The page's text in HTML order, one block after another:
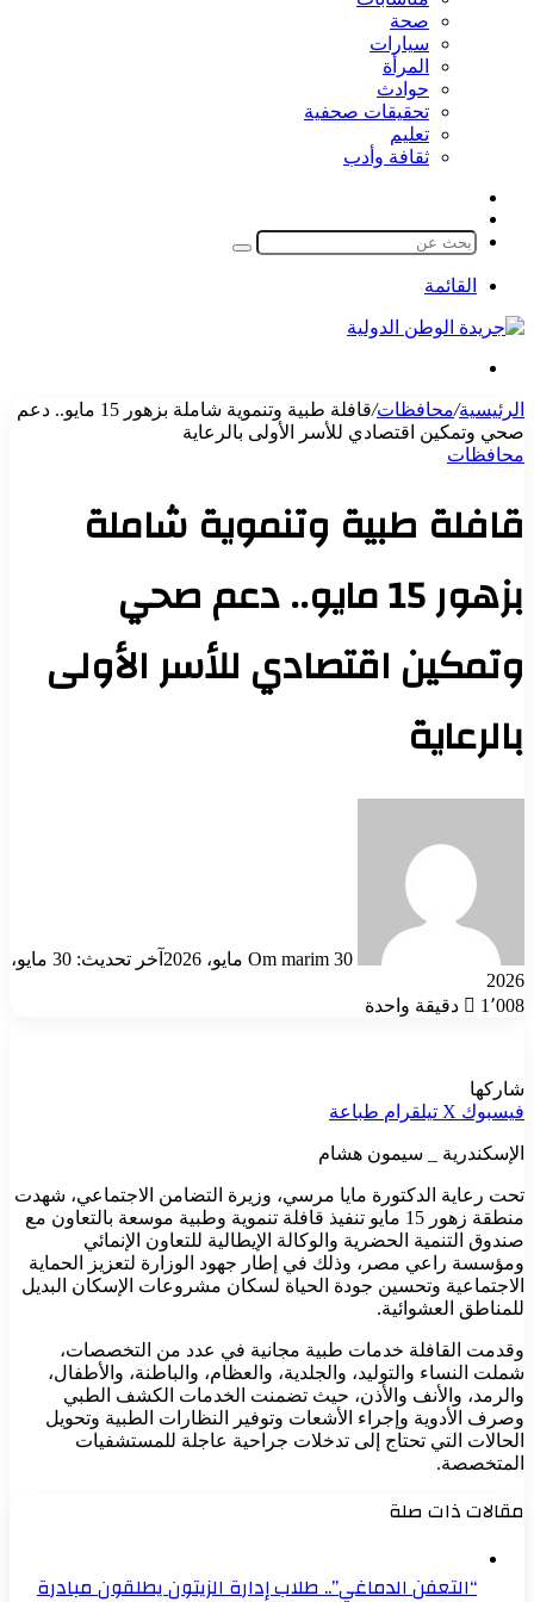
صحة
سيارات
المرأة
حوادث
تحقيقات صحفية
تعليم
ثقافة وأدب
المظلم
بحث
القائمة
الرئيسية/محافظات/
قافلة طبية وتنموية شاملة بزهور 15 مايو.. دعم
صحي وتمكين اقتصادي للأسر الأولى بالرعاية
محافظات
قافلة طبية وتنموية شاملة
بزهور 15 مايو.. دعم صحي
وتمكين اقتصادي للأسر الأولى
بالرعاية
Om marim 30 مايو، 2026
آخر تحديث: 30 مايو،
2026
1٬008
دقيقة واحدة
شاركها
فيسبوك ‫X تيلقرام طباعة
الإسكندرية _ سيمون هشام
تحت رعاية الدكتورة مايا مرسي، وزيرة التضامن الاجتماعي، شهدت
منطقة زهور 15 مايو تنفيذ قافلة تنموية وطبية موسعة بالتعاون مع
صندوق التنمية الحضرية والوكالة الإيطالية للتعاون الإنمائي
ومؤسسة راعي مصر، وذلك في إطار جهود الوزارة لتعزيز الحماية
الاجتماعية وتحسين جودة الحياة لسكان مشروعات الإسكان البديل
للمناطق العشوائية.
وقدمت القافلة خدمات طبية مجانية في عدد من التخصصات،
شملت النساء والتوليد، والجلدية، والعظام، والباطنة، والأطفال،
والرمد، والأنف والأذن، حيث تضمنت الخدمات الكشف الطبي
وصرف الأدوية وإجراء الأشعات وتوفير النظارات الطبية وتحويل
الحالات التي تحتاج إلى تدخلات جراحية عاجلة للمستشفيات
المتخصصة.
مقالات ذات صلة
“التعفن الدماغي”.. طلاب إدارة الزيتون يطلقون مبادرة